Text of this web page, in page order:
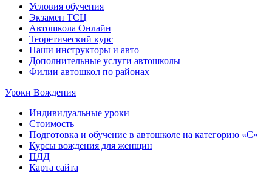
Условия обучения
Экзамен ТСЦ
Автошкола Онлайн
Теоретический курс
Наши инструкторы и авто
Дополнительные услуги автошколы
Филии автошкол по районах
Уроки Вождения
Индивидуальные уроки
Стоимость
Подготовка и обучение в автошколе на категорию «C»
Курсы вождения для женщин
ПДД
Карта сайта